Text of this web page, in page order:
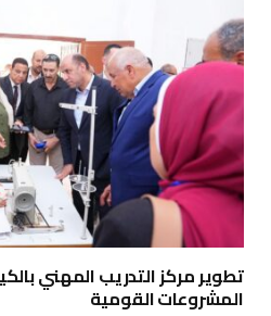
المشروعات القومية